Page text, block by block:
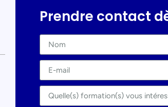
Prendre contact